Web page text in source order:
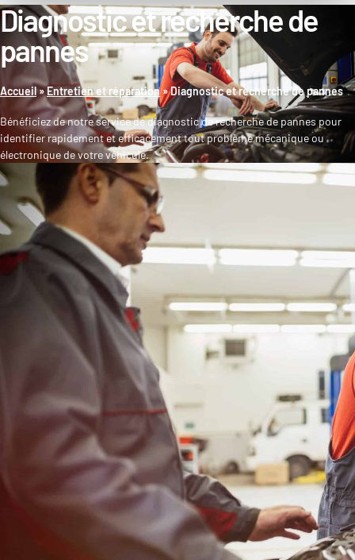
Diagnostic et recherche de
pannes
Accueil»Entretien et réparation»Diagnostic et recherche de pannes
Bénéficiez de notre service de diagnostic de recherche de pannes pour
identifier rapidement et efficacement tout problème mécanique ou
électronique de votre véhicule.